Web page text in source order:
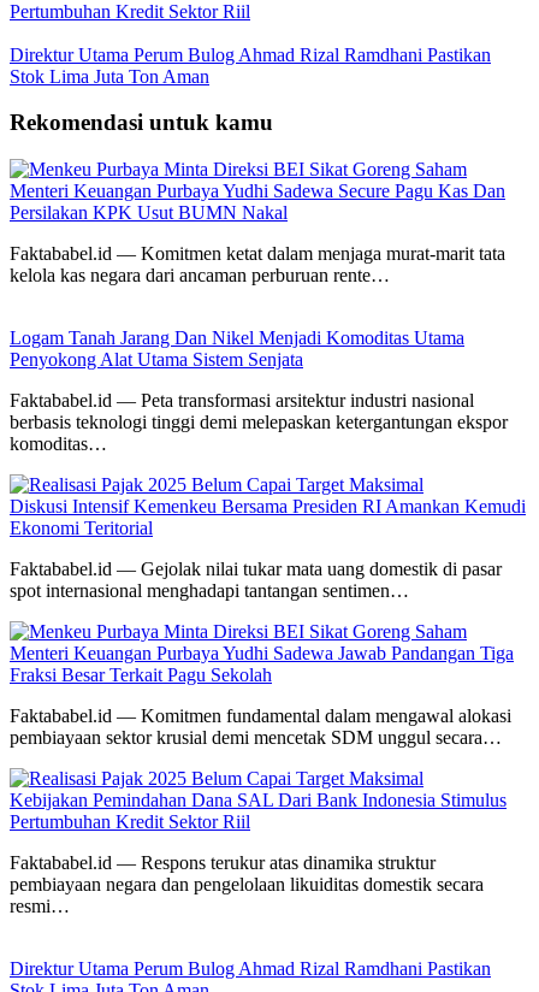
Pertumbuhan Kredit Sektor Riil
Direktur Utama Perum Bulog Ahmad Rizal Ramdhani Pastikan
Stok Lima Juta Ton Aman
Rekomendasi untuk kamu
Menteri Keuangan Purbaya Yudhi Sadewa Secure Pagu Kas Dan
Persilakan KPK Usut BUMN Nakal
Faktababel.id — Komitmen ketat dalam menjaga murat-marit tata
kelola kas negara dari ancaman perburuan rente…
Logam Tanah Jarang Dan Nikel Menjadi Komoditas Utama
Penyokong Alat Utama Sistem Senjata
Faktababel.id — Peta transformasi arsitektur industri nasional
berbasis teknologi tinggi demi melepaskan ketergantungan ekspor
komoditas…
Diskusi Intensif Kemenkeu Bersama Presiden RI Amankan Kemudi
Ekonomi Teritorial
Faktababel.id — Gejolak nilai tukar mata uang domestik di pasar
spot internasional menghadapi tantangan sentimen…
Menteri Keuangan Purbaya Yudhi Sadewa Jawab Pandangan Tiga
Fraksi Besar Terkait Pagu Sekolah
Faktababel.id — Komitmen fundamental dalam mengawal alokasi
pembiayaan sektor krusial demi mencetak SDM unggul secara…
Kebijakan Pemindahan Dana SAL Dari Bank Indonesia Stimulus
Pertumbuhan Kredit Sektor Riil
Faktababel.id — Respons terukur atas dinamika struktur
pembiayaan negara dan pengelolaan likuiditas domestik secara
resmi…
Direktur Utama Perum Bulog Ahmad Rizal Ramdhani Pastikan